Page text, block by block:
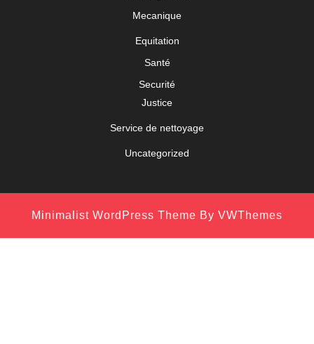
Mecanique
Equitation
Santé
Securité
Justice
Service de nettoyage
Uncategorized
Minimalist WordPress Theme By VWThemes